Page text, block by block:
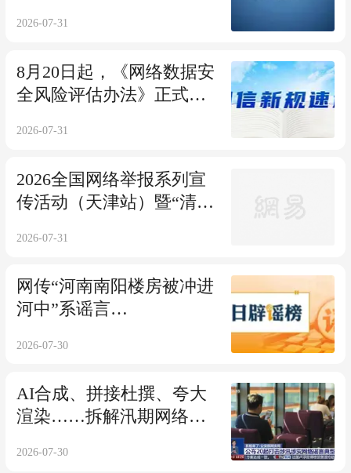
2026-07-31
8月20日起，《网络数据安
全风险评估办法》正式施
2026-07-31
2026全国网络举报系列宣
传活动（天津站）暨“清朗
侵权举报宣传首场活动在
2026-07-31
网传“河南南阳楼房被冲进
河中”系谣言
2026-07-30
AI合成、拼接杜撰、夸大
渲染……拆解汛期网络谣
2026-07-30